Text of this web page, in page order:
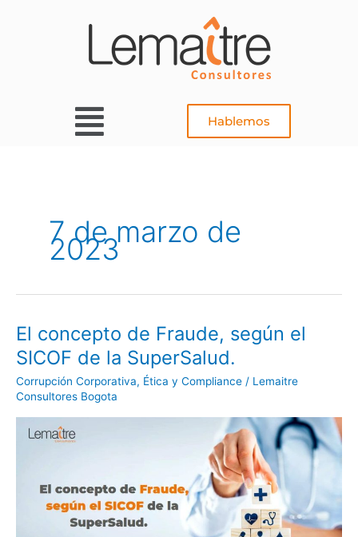
Main
Menu
Hablemos
7 de marzo de
2023
El concepto de Fraude, según el
SICOF de la SuperSalud.
Corrupción Corporativa, Ética y Compliance / Lemaitre
Consultores Bogota
El
concepto
de
Fraude,
según
el
SICOF
SuperSalud.